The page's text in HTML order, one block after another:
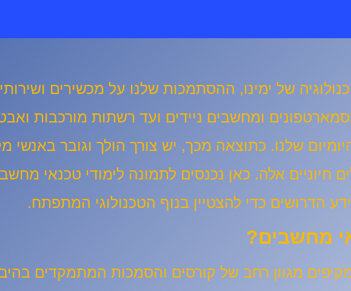
של ימינו, ההסתמכות שלנו על מכשירים
ומחשבים ניידים ועד רשתות מורכבות
שלנו. כתוצאה מכך, יש צורך הולך וגובר באנשי
חיוניים אלה. כאן נכנסים לתמונה לימודי טכנאי
הדרושים כדי להצטיין בנוף הטכנולוגי המתפתח.
מחשבים?
מגוון רחב של קורסים והסמכות המתמקדים